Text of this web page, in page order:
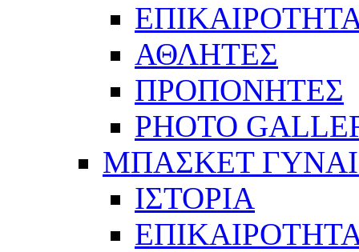
ΑΘΛΗΤΕΣ
ΠΡΟΠΟΝΗΤΕΣ
PHOTO
ΜΠΑΣΚΕΤ
ΙΣΤΟΡΙΑ